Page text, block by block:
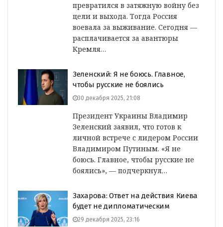
превратился в затяжную войну без
цели и выхода. Тогда Россия
воевала за выживание. Сегодня —
расплачивается за авантюры
Кремля…
Зеленский: Я не боюсь. Главное,
чтобы русские не боялись
30 декабря 2025, 21:08
Президент Украины Владимир
Зеленский заявил, что готов к
личной встрече с лидером России
Владимиром Путиным. «Я не
боюсь. Главное, чтобы русские не
боялись», — подчеркнул…
Захарова: Ответ на действия Киева
будет не дипломатическим
29 декабря 2025, 23:16